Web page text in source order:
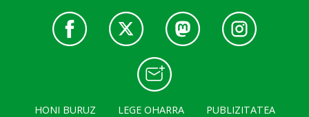
HONI BURUZ LEGE OHARRA
PUBLIZITATEA